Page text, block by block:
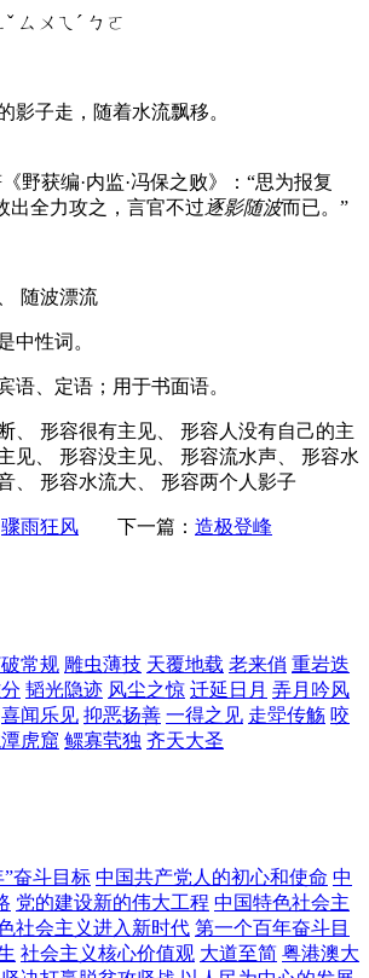
ˇ ㄙㄨㄟˊ ㄅㄛ
影子走，随着水流飘移。
野获编·内监·冯保之败》：“思为报复
出全力攻之，言官不过逐影随波而已。”
随波漂流
中性词。
语、定语；用于书面语。
、 形容很有主见、 形容人没有自己的主
见、 形容没主见、 形容流水声、 形容水
、 形容水流大、 形容两个人影子
骤雨狂风 下一篇： 造极登峰
常规 雕虫薄技 天覆地载 老来俏 重岩迭
韬光隐迹 风尘之惊 迁延日月 弄月吟风
喜闻乐见 抑恶扬善 一得之见 走斝传觞 咬
虎窟 鳏寡茕独 齐天大圣
奋斗目标 中国共产党人的初心和使命 中
党的建设新的伟大工程 中国特色社会主
社会主义进入新时代 第一个百年奋斗目
社会主义核心价值观 大道至简 粤港澳大